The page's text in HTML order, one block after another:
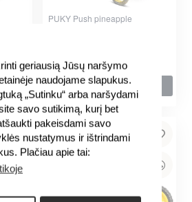
geriausią Jūsų naršymo
naudojame slapukus.
„Sutinku“ arba naršydami
savo sutikimą, kurį bet
pakeisdami savo
nustatymus ir ištrindami
Plačiau apie tai:
PUKY Push pineapple
Į krepšelį